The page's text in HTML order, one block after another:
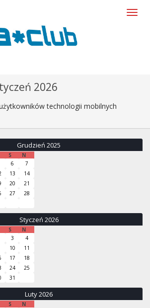
2026
technologii mobilnych
Grudzień 2025
S
N
6
7
13
14
20
21
27
28
Styczeń 2026
S
N
3
4
10
11
17
18
24
25
31
Luty 2026
S
N